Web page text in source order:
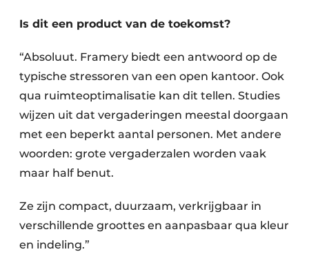
Is dit een product van de toekomst?
“Absoluut. Framery biedt een antwoord op de
typische stressoren van een open kantoor. Ook
qua ruimteoptimalisatie kan dit tellen. Studies
wijzen uit dat vergaderingen meestal doorgaan
met een beperkt aantal personen. Met andere
woorden: grote vergaderzalen worden vaak
maar half benut.
Ze zijn compact, duurzaam, verkrijgbaar in
verschillende groottes en aanpasbaar qua kleur
en indeling.”